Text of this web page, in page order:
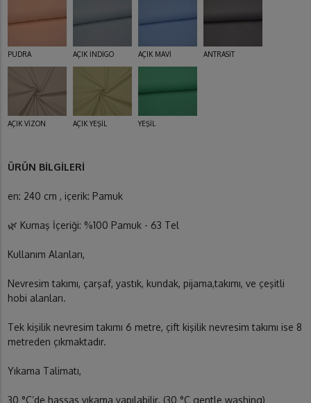
PUDRA AÇIK İNDİGO AÇIK MAVİ ANTRASİT
AÇIK VİZON AÇIK YEŞİL YEŞİL
ÜRÜN BİLGİLERİ
en: 240 cm , içerik: Pamuk
🌿 Kumaş İçeriği: %100 Pamuk - 63 Tel
Kullanım Alanları,
Nevresim takımı, çarşaf, yastık, kundak, pijama,takımı, ve çeşitli
hobi alanları.
Tek kişilik nevresim takımı 6 metre, çift kişilik nevresim takımı ise 8
metreden çıkmaktadır.
Yıkama Talimatı,
30 °C’de hassas yıkama yapılabilir. (30 °C gentle washing)